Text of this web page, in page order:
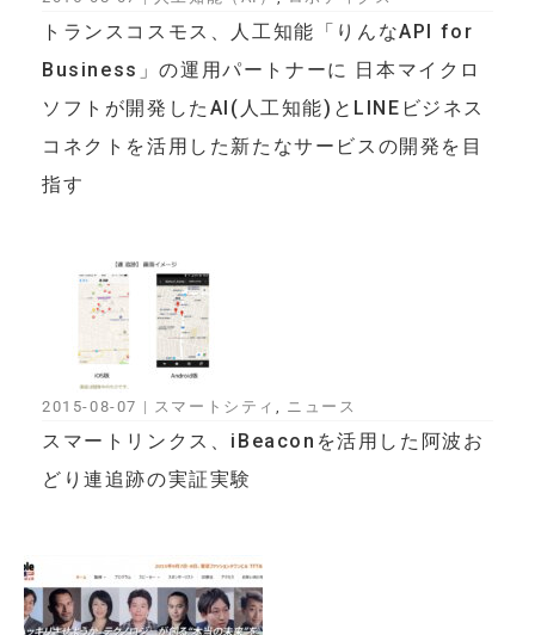
トランスコスモス、人工知能「りんなAPI for
Business」の運用パートナーに 日本マイクロ
ソフトが開発したAI(人工知能)とLINEビジネス
コネクトを活用した新たなサービスの開発を目
指す
スマートリンクス、iBeaconを活用した阿波お
どり連追跡の実証実験
2015-08-07 | スマートシティ, ニュース